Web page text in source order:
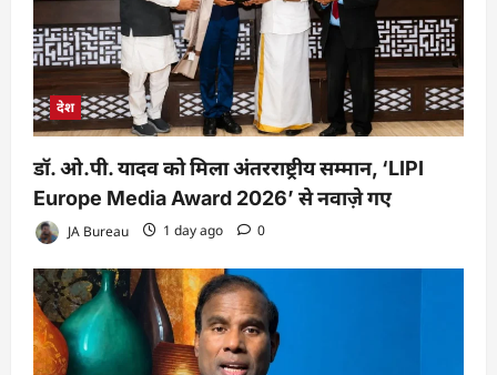
देश
डॉ. ओ.पी. यादव को मिला अंतरराष्ट्रीय सम्मान, ‘LIPI
Europe Media Award 2026’ से नवाज़े गए
JA Bureau 1 day ago 0